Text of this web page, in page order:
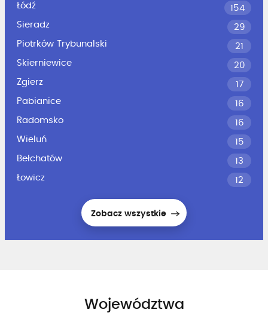
Łódź
154
Sieradz
29
Piotrków Trybunalski
21
Skierniewice
20
Zgierz
17
Pabianice
16
Radomsko
16
Wieluń
15
Bełchatów
13
Łowicz
12
Zobacz wszystkie
Województwa